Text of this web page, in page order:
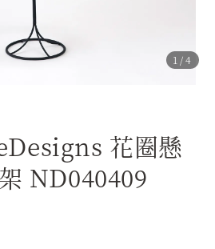
1 /4
花圈懸
ND040409